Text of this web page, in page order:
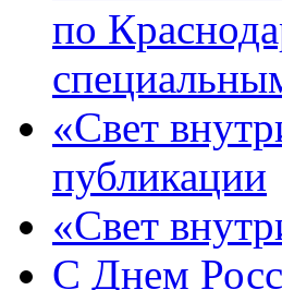
по
«Свет
публикации
«Свет
C Днем